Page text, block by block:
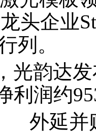
头企业
列。
光韵达
利润约
外延并